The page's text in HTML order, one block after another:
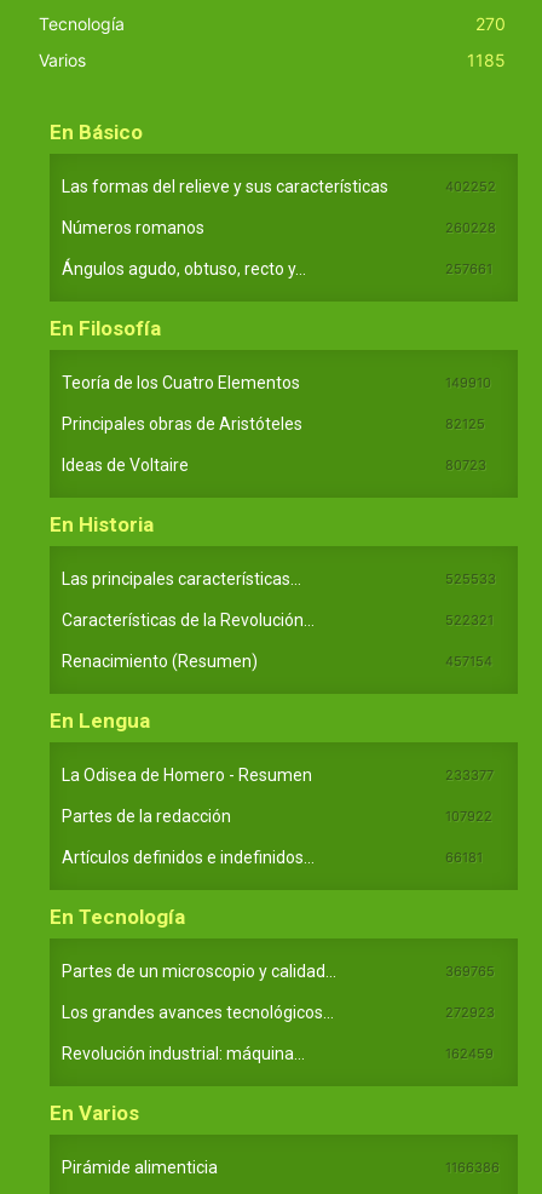
Tecnología
270
Varios
1185
En Básico
Las formas del relieve y sus características 402252
Números romanos 260228
Ángulos agudo, obtuso, recto y... 257661
En Filosofía
Teoría de los Cuatro Elementos 149910
Principales obras de Aristóteles 82125
Ideas de Voltaire 80723
En Historia
Las principales características... 525533
Características de la Revolución... 522321
Renacimiento (Resumen) 457154
En Lengua
La Odisea de Homero - Resumen 233377
Partes de la redacción 107922
Artículos definidos e indefinidos... 66181
En Tecnología
Partes de un microscopio y calidad... 369765
Los grandes avances tecnológicos... 272923
Revolución industrial: máquina... 162459
En Varios
Pirámide alimenticia 1166386